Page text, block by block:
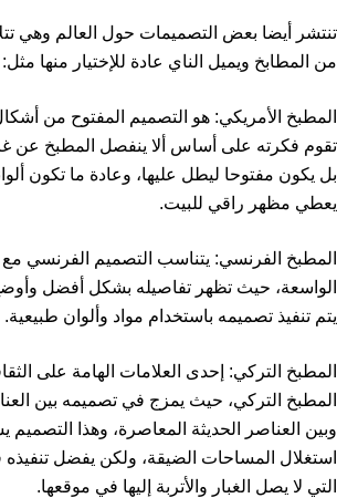
تنتشر أيضا بعض التصميمات حول العالم وهي
من المطابخ ويميل الناي عادة للإختيار منها مثل:
المطبخ الأمريكي: هو التصميم المفتوح من
تقوم فكرته على أساس ألا ينفصل المطبخ عن
بل يكون مفتوحا ليطل عليها، وعادة ما تكون
يعطي مظهر راقي للبيت.
المطبخ الفرنسي: يتناسب التصميم الفرنسي
الواسعة، حيث تظهر تفاصيله بشكل أفضل
يتم تنفيذ تصميمه باستخدام مواد وألوان طبيعية.
المطبخ التركي: إحدى العلامات الهامة على
المطبخ التركي، حيث يمزج في تصميمه بين
وبين العناصر الحديثة المعاصرة، وهذا
استغلال المساحات الضيقة، ولكن يفضل تنفيذه
التي لا يصل الغبار والأتربة إليها في موقعها.